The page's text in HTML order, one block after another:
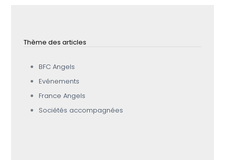
Thème des articles
BFC Angels
Evénements
France Angels
Sociétés accompagnées